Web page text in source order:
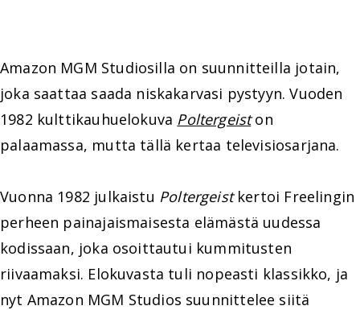
Amazon MGM Studiosilla on suunnitteilla jotain,
joka saattaa saada niskakarvasi pystyyn. Vuoden
1982 kulttikauhuelokuva Poltergeiston
palaamassa, mutta tällä kertaa televisiosarjana.
Vuonna 1982 julkaistu Poltergeistkertoi Freelingin
perheen painajaismaisesta elämästä uudessa
kodissaan, joka osoittautui kummitusten
riivaamaksi. Elokuvasta tuli nopeasti klassikko, ja
nyt Amazon MGM Studios suunnittelee siitä